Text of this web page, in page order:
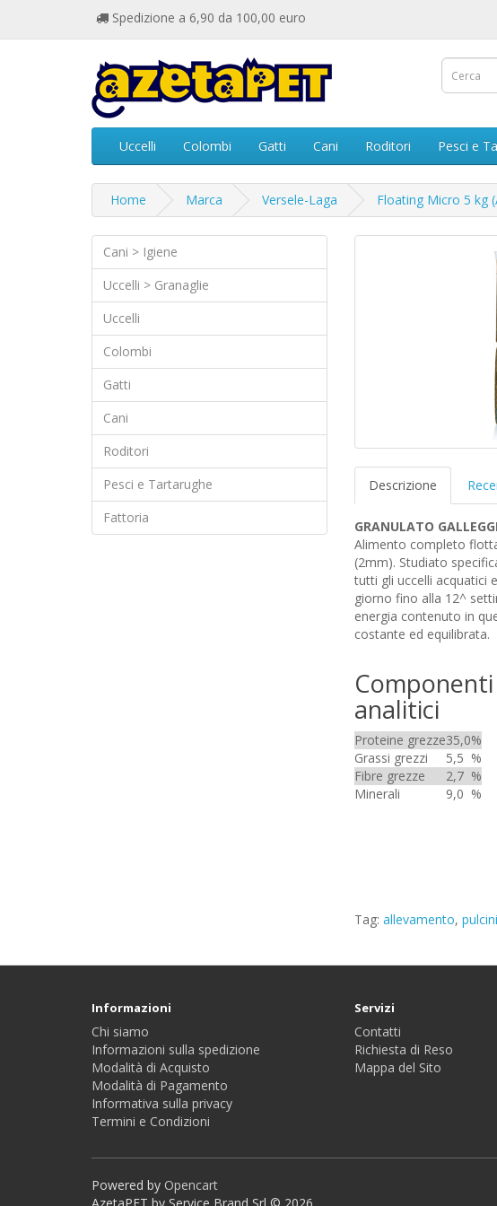
Spedizione a 6,90 da 100,00 euro
Uccelli Colombi Gatti Cani Roditori Pesci e
Home Marca Versele-Laga Floating Micro 5 kg
Cani > Igiene
Uccelli > Granaglie
Uccelli
Colombi
Gatti
Cani
Roditori
Pesci e Tartarughe
Fattoria
Descrizione
GRANULATO
Alimento completo
(2mm). Studiato
tutti gli uccelli acquatici
giorno fino alla 12^
energia contenuto in
costante ed equilibrata.
Componenti
analitici
Proteine grezze35,0%
Grassi grezzi
5,5 %
Fibre grezze
2,7 %
Minerali
9,0 %
Tag: allevamento,
Informazioni
Chi siamo
Informazioni sulla spedizione
Modalità di Acquisto
Modalità di Pagamento
Informativa sulla privacy
Termini e Condizioni
Servizi
Contatti
Richiesta di Reso
Mappa del Sito
Powered by Opencart